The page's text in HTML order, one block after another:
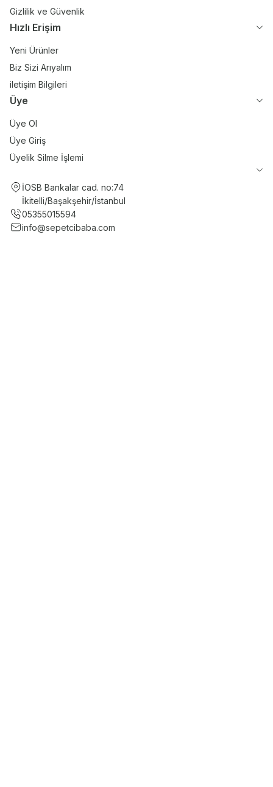
Gizlilik ve Güvenlik
Hızlı Erişim
Yeni Ürünler
Biz Sizi Arıyalım
iletişim Bilgileri
Üye
Üye Ol
Üye Giriş
Üyelik Silme İşlemi
İOSB Bankalar cad. no:74
İkitelli/Başakşehir/İstanbul
05355015594
info@sepetcibaba.com